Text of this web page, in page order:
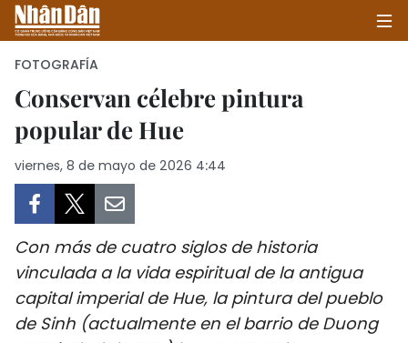
INICIO
POLÍTICA
SOCIEDAD
SALUD - MEDIO AMBIENTE
FOTOGRAFÍA
Conservan célebre pintura
popular de Hue
viernes, 8 de mayo de 2026 4:44
Con más de cuatro siglos de historia
vinculada a la vida espiritual de la antigua
capital imperial de Hue, la pintura del pueblo
de Sinh (actualmente en el barrio de Duong